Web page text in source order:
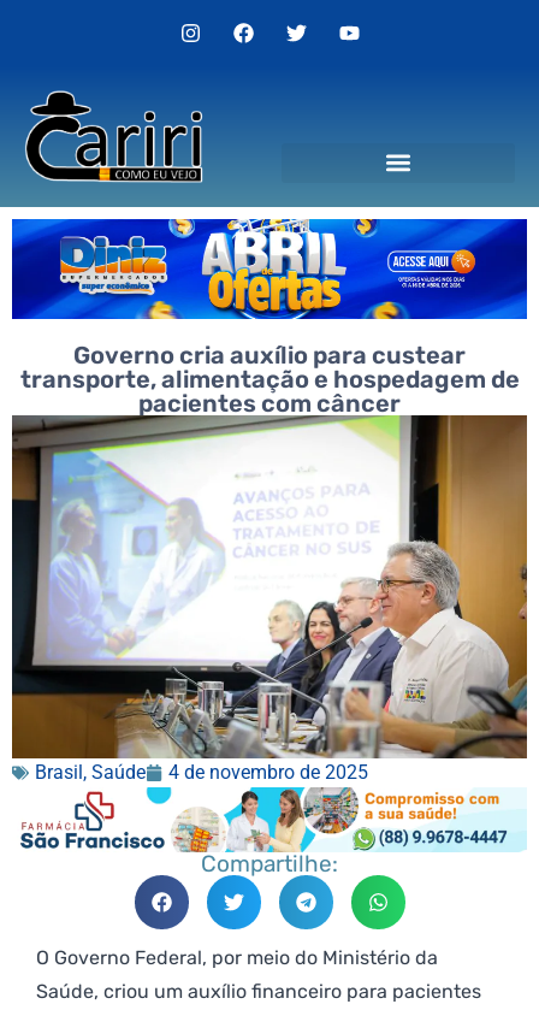
Governo cria auxílio para custear
transporte, alimentação e hospedagem de
pacientes com câncer
Brasil , Saúde 4 de novembro de 2025
Compartilhe:
O Governo Federal, por meio do Ministério da
Saúde, criou um auxílio financeiro para pacientes